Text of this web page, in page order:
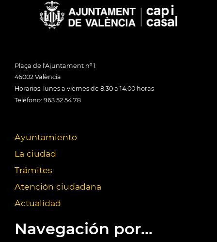
Plaça de l'Ajuntament nº 1
46002 València
Horarios: lunes a viernes de 8:30 a 14:00 horas
Teléfono: 963 52 54 78
Ayuntamiento
La ciudad
Trámites
Atención ciudadana
Actualidad
Navegación por...